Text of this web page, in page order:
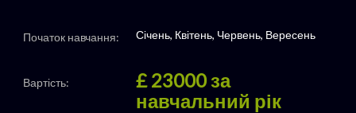
Початок навчання: Січень, Квітень, Червень, Вересень
Вартість: £ 23000за
навчальний рік